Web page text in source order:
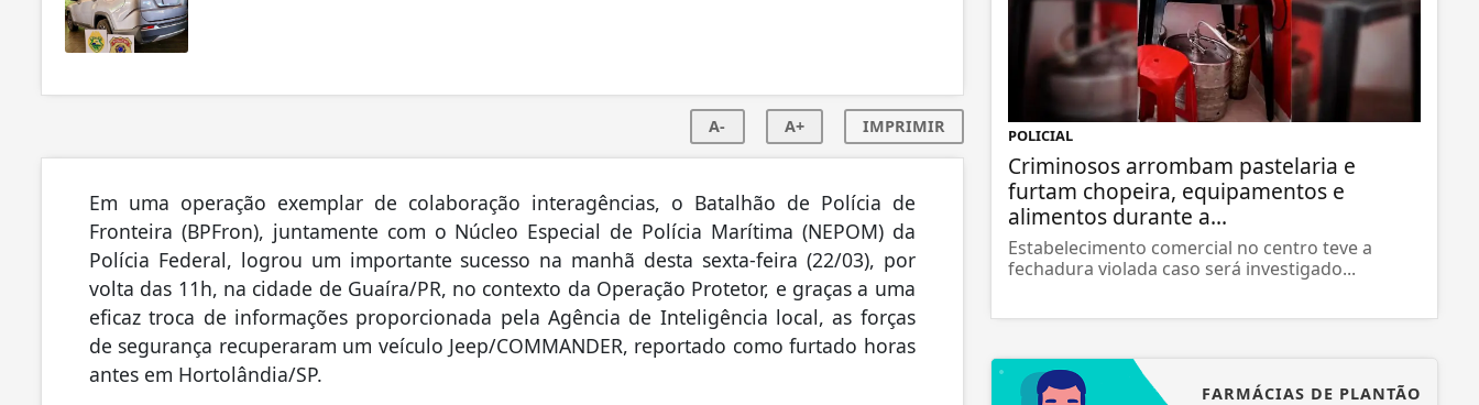
A- A+ IMPRIMIR
Em uma operação exemplar de colaboração interagências, o Batalhão de Polícia de
Fronteira (BPFron), juntamente com o Núcleo Especial de Polícia Marítima (NEPOM) da
Polícia Federal, logrou um importante sucesso na manhã desta sexta-feira (22/03), por
volta das 11h, na cidade de Guaíra/PR, no contexto da Operação Protetor, e graças a uma
eficaz troca de informações proporcionada pela Agência de Inteligência local, as forças
de segurança recuperaram um veículo Jeep/COMMANDER, reportado como furtado horas
antes em Hortolândia/SP.
POLICIAL
Criminosos arrombam pastelaria e
furtam chopeira, equipamentos e
alimentos durante a...
Estabelecimento comercial no centro teve a
fechadura violada caso será investigado...
FARMÁCIAS DE PLANTÃO